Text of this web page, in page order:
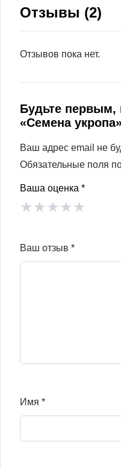
Отзывы (2)
Отзывов пока нет.
Будьте первым,
«Семена
Ваш адрес email не
Обязательные поля
Ваша оценка *
★★★★★
Ваш отзыв *
Имя *